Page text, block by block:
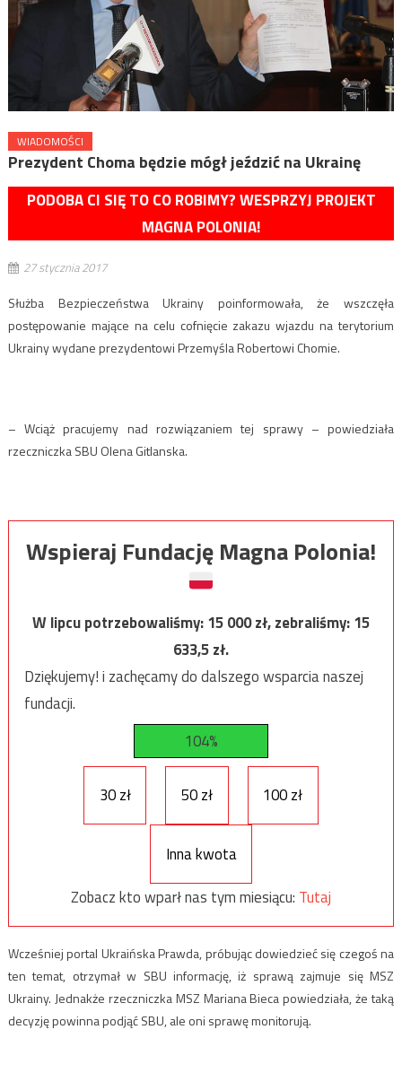
WIADOMOŚCI
Prezydent Choma będzie mógł jeździć na Ukrainę
PODOBA CI SIĘ TO CO ROBIMY? WESPRZYJ PROJEKT
MAGNA POLONIA!
27 stycznia 2017
Służba Bezpieczeństwa Ukrainy poinformowała, że wszczęła
postępowanie mające na celu cofnięcie zakazu wjazdu na terytorium
Ukrainy wydane prezydentowi Przemyśla Robertowi Chomie.
– Wciąż pracujemy nad rozwiązaniem tej sprawy – powiedziała
rzeczniczka SBU Olena Gitlanska.
Wspieraj Fundację Magna Polonia!
W lipcu potrzebowaliśmy:15 000zł, zebraliśmy:15
633,5zł.
Dziękujemy! i zachęcamy do dalszego wsparcia naszej
fundacji.
104%
30 zł 50 zł 100 zł
Inna kwota
Zobacz kto wparł nas tym miesiącu: Tutaj
Wcześniej portal Ukraińska Prawda, próbując dowiedzieć się czegoś na
ten temat, otrzymał w SBU informację, iż sprawą zajmuje się MSZ
Ukrainy. Jednakże rzeczniczka MSZ Mariana Bieca powiedziała, że taką
decyzję powinna podjąć SBU, ale oni sprawę monitorują.